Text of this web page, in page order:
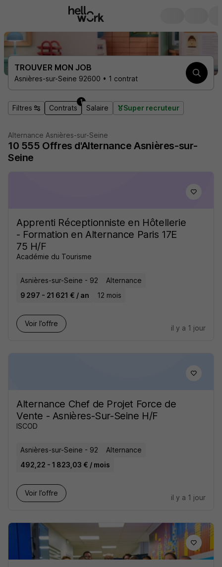
TROUVER MON JOB
Asnières-sur-Seine 92600 • 1 contrat
Filtres Contrats
1
Salaire Super recruteur
Alternance Asnières-sur-Seine
10 555 Offres d'Alternance Asnières-sur-
Seine
Apprenti Réceptionniste en Hôtellerie
- Formation en Alternance Paris 17E
75 H/F
Académie du Tourisme
Asnières-sur-Seine - 92
Alternance
9 297 - 21 621 € / an
12 mois
Voir l’offre
il y a 1 jour
Alternance Chef de Projet Force de
Vente - Asnières-Sur-Seine H/F
ISCOD
Asnières-sur-Seine - 92
Alternance
492,22 - 1 823,03 € / mois
Voir l’offre
il y a 1 jour